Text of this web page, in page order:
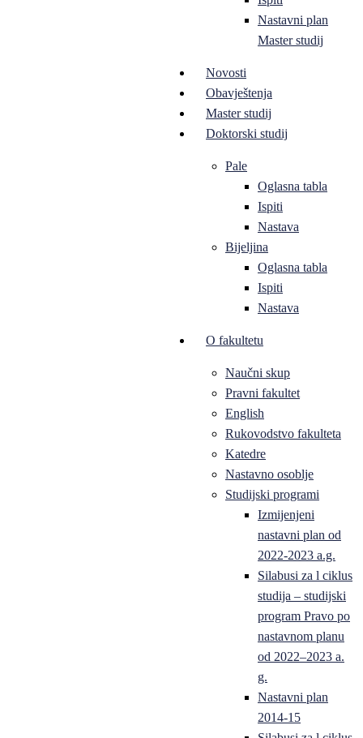
Nastavni plan
Master studij
Novosti
Obavještenja
Master studij
Doktorski studij
Pale
Oglasna tabla
Ispiti
Nastava
Bijeljina
Oglasna tabla
Ispiti
Nastava
O fakultetu
Naučni skup
Pravni fakultet
English
Rukovodstvo fakulteta
Katedre
Nastavno osoblje
Studijski programi
Izmijenjeni
nastavni plan od
2022-2023 a.g.
Silabusi za l ciklus
studija – studijski
program Pravo po
nastavnom planu
od 2022–2023 a.
g.
Nastavni plan
2014-15